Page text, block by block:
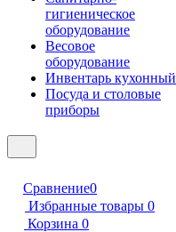
гигиеническое
оборудование
Весовое
оборудование
Инвентарь кухонный
Посуда и столовые
приборы
Сравнение0
Избранные товары 0
Корзина 0